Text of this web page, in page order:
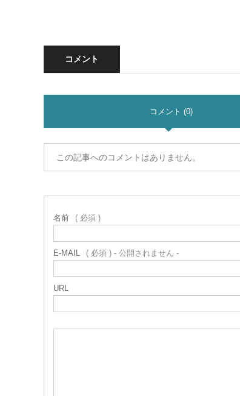
コメント
コメント (0)
この記事へのコメントはありません。
名前 ( 必須 )
E-MAIL ( 必須 ) - 公開されません -
URL